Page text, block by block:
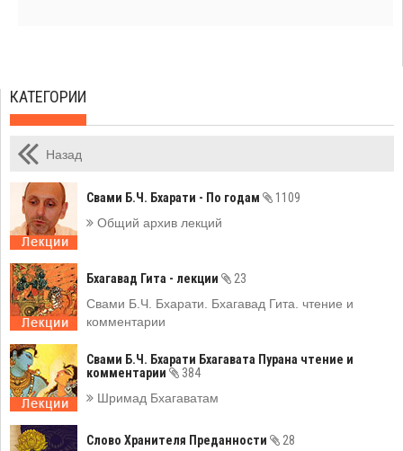
КАТЕГОРИИ
Назад
Свами Б.Ч. Бхарати - По годам
1109
Общий архив лекций
Бхагавад Гита - лекции
23
Свами Б.Ч. Бхарати. Бхагавад Гита. чтение и
комментарии
Свами Б.Ч. Бхарати Бхагавата Пурана чтение и
комментарии
384
Шримад Бхагаватам
Слово Хранителя Преданности
28